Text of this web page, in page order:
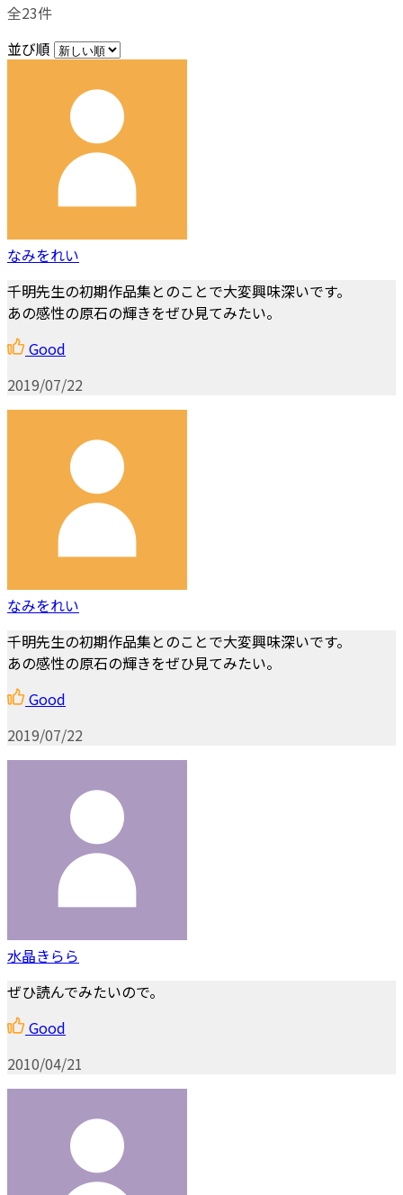
全23件
並び順
なみをれい
千明先生の初期作品集とのことで大変興味深いです。
あの感性の原石の輝きをぜひ見てみたい。
Good
2019/07/22
なみをれい
千明先生の初期作品集とのことで大変興味深いです。
あの感性の原石の輝きをぜひ見てみたい。
Good
2019/07/22
水晶きらら
ぜひ読んでみたいので。
Good
2010/04/21